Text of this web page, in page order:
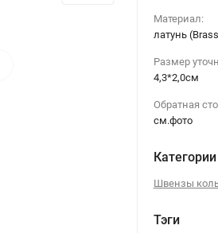
Материал:
латунь
Размер
4,3*2,0см
Обратная
см.фото
Категории
Швензы
Тэги